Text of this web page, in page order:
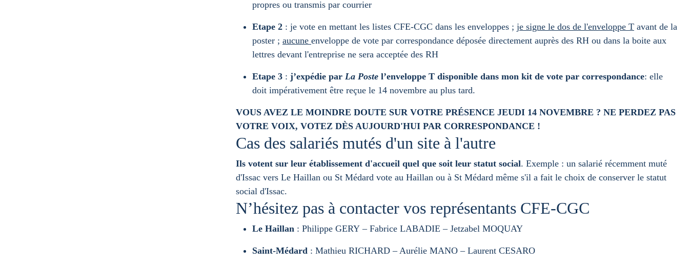
propres ou transmis par courrier
Etape 2 : je vote en mettant les listes CFE-CGC dans les enveloppes ; je signe le dos de l'enveloppe T avant de la
poster ; aucune enveloppe de vote par correspondance déposée directement auprès des RH ou dans la boite aux
lettres devant l'entreprise ne sera acceptée des RH
Etape 3 : j’expédie par La Poste l’enveloppe T disponible dans mon kit de vote par correspondance: elle
doit impérativement être reçue le 14 novembre au plus tard.
VOUS AVEZ LE MOINDRE DOUTE SUR VOTRE PRÉSENCE JEUDI 14 NOVEMBRE ? NE PERDEZ PAS
VOTRE VOIX, VOTEZ DÈS AUJOURD'HUI PAR CORRESPONDANCE !
Cas des salariés mutés d'un site à l'autre
Ils votent sur leur établissement d'accueil quel que soit leur statut social. Exemple : un salarié récemment muté
d'Issac vers Le Haillan ou St Médard vote au Haillan ou à St Médard même s'il a fait le choix de conserver le statut
social d'Issac.
N’hésitez pas à contacter vos représentants CFE-CGC
Le Haillan : Philippe GERY – Fabrice LABADIE – Jetzabel MOQUAY
Saint-Médard : Mathieu RICHARD – Aurélie MANO – Laurent CESARO